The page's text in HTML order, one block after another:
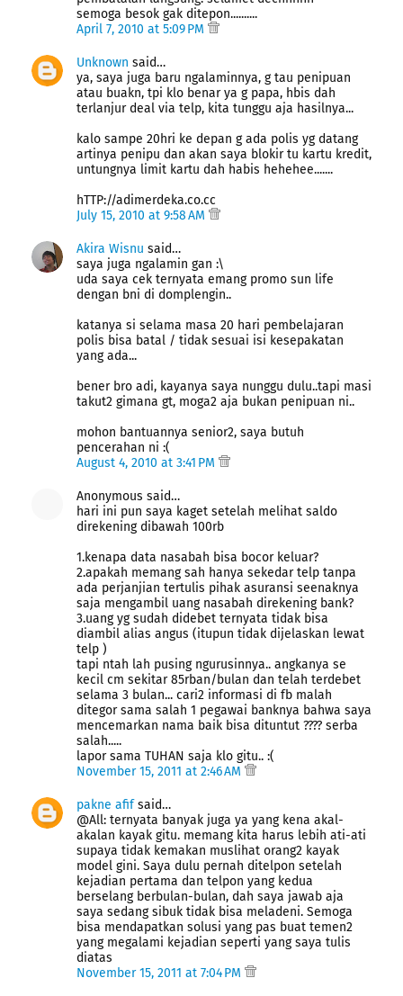
semoga besok gak ditepon..........
April 7, 2010 at 5:09 PM
Unknown said…
ya, saya juga baru ngalaminnya, g tau penipuan
atau buakn, tpi klo benar ya g papa, hbis dah
terlanjur deal via telp, kita tunggu aja hasilnya...
kalo sampe 20hri ke depan g ada polis yg datang
artinya penipu dan akan saya blokir tu kartu kredit,
untungnya limit kartu dah habis hehehee.......
hTTP://adimerdeka.co.cc
July 15, 2010 at 9:58 AM
Akira Wisnu said…
saya juga ngalamin gan :\
uda saya cek ternyata emang promo sun life
dengan bni di domplengin..
katanya si selama masa 20 hari pembelajaran
polis bisa batal / tidak sesuai isi kesepakatan
yang ada...
bener bro adi, kayanya saya nunggu dulu..tapi masi
takut2 gimana gt, moga2 aja bukan penipuan ni..
mohon bantuannya senior2, saya butuh
pencerahan ni :(
August 4, 2010 at 3:41 PM
Anonymous said…
hari ini pun saya kaget setelah melihat saldo
direkening dibawah 100rb
1.kenapa data nasabah bisa bocor keluar?
2.apakah memang sah hanya sekedar telp tanpa
ada perjanjian tertulis pihak asuransi seenaknya
saja mengambil uang nasabah direkening bank?
3.uang yg sudah didebet ternyata tidak bisa
diambil alias angus (itupun tidak dijelaskan lewat
telp )
tapi ntah lah pusing ngurusinnya.. angkanya se
kecil cm sekitar 85rban/bulan dan telah terdebet
selama 3 bulan... cari2 informasi di fb malah
ditegor sama salah 1 pegawai banknya bahwa saya
mencemarkan nama baik bisa dituntut ???? serba
salah.....
lapor sama TUHAN saja klo gitu.. :(
November 15, 2011 at 2:46 AM
pakne afifsaid…
@All: ternyata banyak juga ya yang kena akal-
akalan kayak gitu. memang kita harus lebih ati-ati
supaya tidak kemakan muslihat orang2 kayak
model gini. Saya dulu pernah ditelpon setelah
kejadian pertama dan telpon yang kedua
berselang berbulan-bulan, dah saya jawab aja
saya sedang sibuk tidak bisa meladeni. Semoga
bisa mendapatkan solusi yang pas buat temen2
yang megalami kejadian seperti yang saya tulis
diatas
November 15, 2011 at 7:04 PM